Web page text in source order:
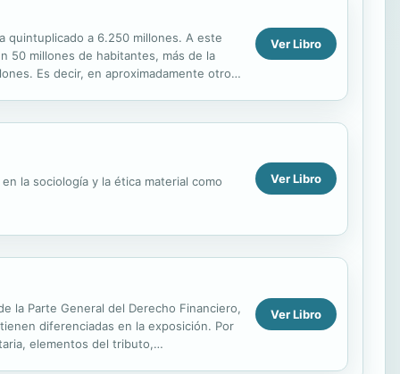
quintuplicado a 6.250 millones. A este
50 millones de habitantes, más de la
Es decir, en aproximadamente otros
Ver Libro
la sociología y la ética material como Ver Libro
la Parte General del Derecho Financiero,
diferenciadas en la exposición. Por
elementos del tributo,
Ver Libro